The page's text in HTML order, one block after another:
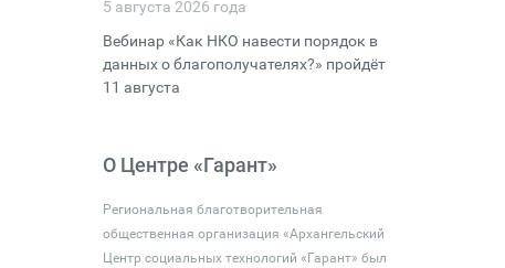
5 августа 2026 года
Вебинар «Как НКО навести порядок в
данных о благополучателях?» пройдёт
11 августа
О Центре «Гарант»
Региональная благотворительная
общественная организация «Архангельский
Центр социальных технологий «Гарант» был